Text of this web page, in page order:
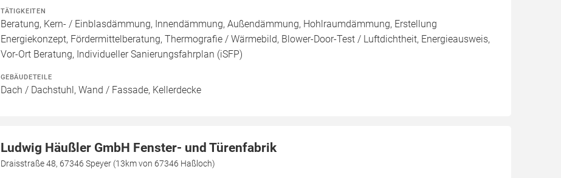
TÄTIGKEITEN
Beratung, Kern- / Einblasdämmung, Innendämmung, Außendämmung, Hohlraumdämmung, Erstellung
Energiekonzept, Fördermittelberatung, Thermografie / Wärmebild, Blower-Door-Test / Luftdichtheit, Energieausweis,
Vor-Ort Beratung, Individueller Sanierungsfahrplan (iSFP)
GEBÄUDETEILE
Dach / Dachstuhl, Wand / Fassade, Kellerdecke
Ludwig Häußler GmbH Fenster- und Türenfabrik
Draisstraße 48, 67346 Speyer (13km von 67346 Haßloch)